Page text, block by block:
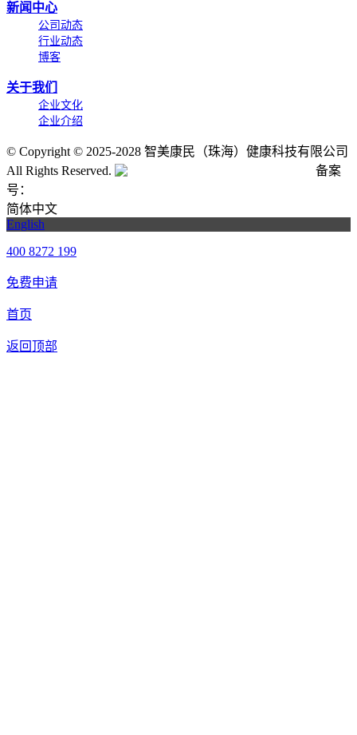
新闻中心
公司动态
行业动态
博客
关于我们
企业文化
企业介绍
© Copyright © 2025-2028 智美康民（珠海）健康科技有限公司
All Rights Reserved.
备案
号：
简体中文
English
400 8272 199
免费申请
首页
返回顶部